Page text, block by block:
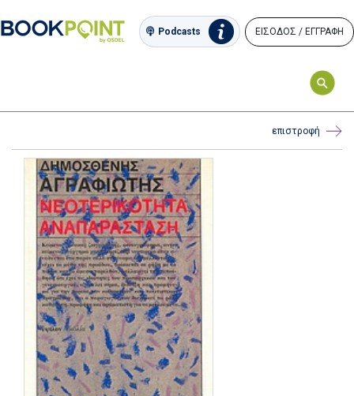
Podcasts ΕΙΣΟΔΟΣ / ΕΓΓΡΑΦΗ
επιστροφή